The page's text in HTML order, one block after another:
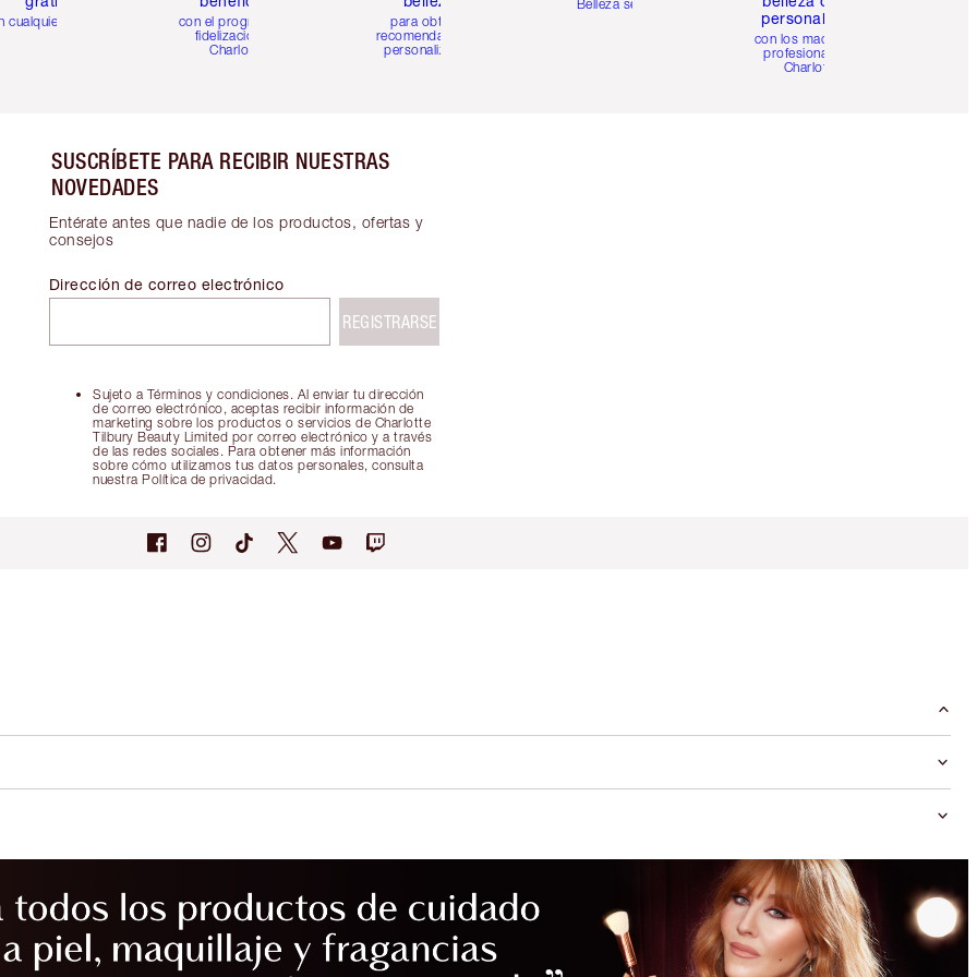
cualquier pedido
con el programa de
fidelización de
Charlotte
para obtener
recomendaciones
personalizadas
Belleza sencilla
personalizada
con los maquillistas
profesionales de
Charlotte.
SUSCRÍBETE PARA RECIBIR NUESTRAS
NOVEDADES
Entérate antes que nadie de los productos, ofertas y
consejos
Sujeto a Términos y condiciones. Al enviar tu dirección
de correo electrónico, aceptas recibir información de
marketing sobre los productos o servicios de Charlotte
Tilbury Beauty Limited por correo electrónico y a través
de las redes sociales. Para obtener más información
sobre cómo utilizamos tus datos personales, consulta
nuestra Política de privacidad.
Dirección de correo electrónico
REGISTRARSE